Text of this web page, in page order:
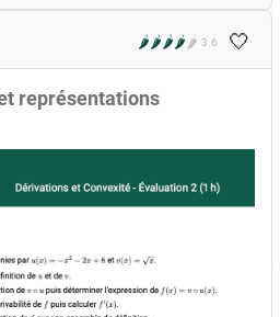
🌶️🌶️🌶️🌶️🌶️ 3.6 🤍
représentations